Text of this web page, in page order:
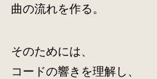
曲の流れを作る。
そのためには、
コードの響きを理解し、